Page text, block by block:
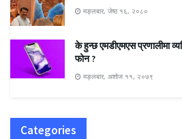
मङ्लबार, जेष्ठ १६, २०८०
के हुन्छ एमडीएमएस प्रणालीमा
फोन ?
मङ्लबार, अशोज ११, २०७९
Categories